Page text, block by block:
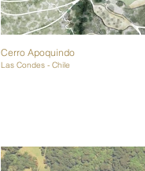
Cerro Apoquindo
Las Condes - Chile